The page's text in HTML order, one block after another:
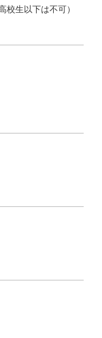
校生以下は不可）